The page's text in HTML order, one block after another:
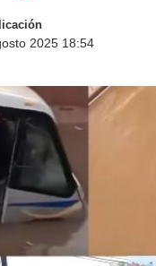
2025 18:54